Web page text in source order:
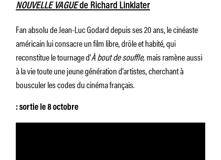
NOUVELLE VAGUEde Richard Linklater
Fan absolu de Jean-Luc Godard depuis ses 20 ans, le cinéaste
américain lui consacre un film libre, drôle et habité, qui
reconstitue le tournage d’À bout de souffle,mais ramène aussi
à la vie toute une jeune génération d’artistes, cherchant à
bousculer les codes du cinéma français.
: sortie le 8 octobre